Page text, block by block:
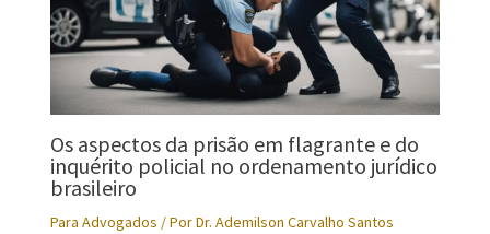
Os aspectos da prisão em flagrante e do
inquérito policial no ordenamento jurídico
brasileiro
Para Advogados / PorDr. Ademilson Carvalho Santos